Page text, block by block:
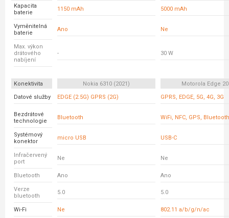
Kapacita
baterie
1150 mAh 5000 mAh
Vyměnitelná
baterie
Ano Ne
Max. výkon
drátového
nabíjení
- 30 W
Konektivita Nokia 6310 (2021)
Motorola Edge
Datové služby
EDGE (2.5G) GPRS (2G) GPRS, EDGE, 5G, 4G, 3G
Bezdrátové
technologie
Bluetooth WiFi, NFC, GPS, Bluetooth
Systémový
konektor
micro USB USB-C
Infračervený
port
Ne Ne
Bluetooth Ano Ano
Verze
bluetooth
5.0 5.0
Wi-Fi Ne 802.11 a/b/g/n/ac